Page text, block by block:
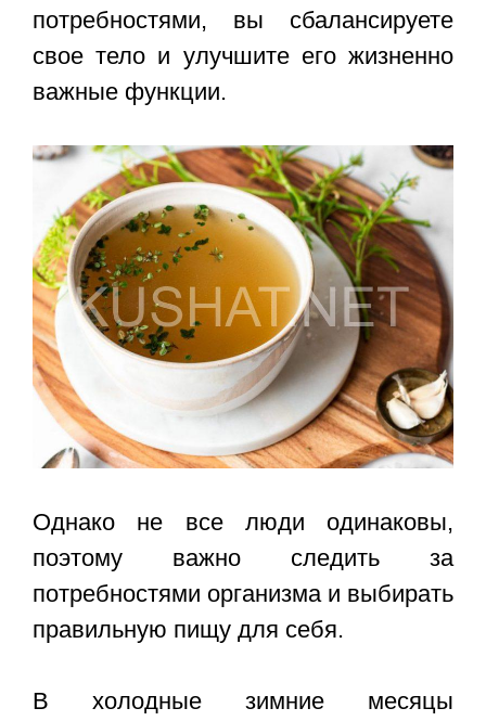
потребностями, вы сбалансируете
свое тело и улучшите его жизненно
важные функции.
Однако не все люди одинаковы,
поэтому важно следить за
потребностями организма и выбирать
правильную пищу для себя.
В холодные зимние месяцы